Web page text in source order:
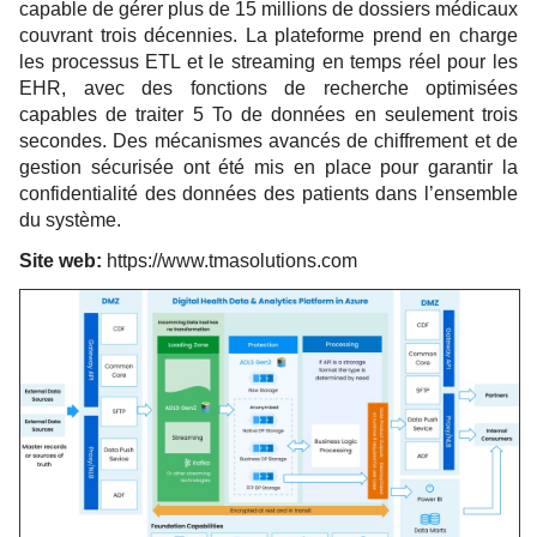
capable de gérer plus de 15 millions de dossiers médicaux
couvrant trois décennies. La plateforme prend en charge
les processus ETL et le streaming en temps réel pour les
EHR, avec des fonctions de recherche optimisées
capables de traiter 5 To de données en seulement trois
secondes. Des mécanismes avancés de chiffrement et de
gestion sécurisée ont été mis en place pour garantir la
confidentialité des données des patients dans l’ensemble
du système.
Site web: https://www.tmasolutions.com